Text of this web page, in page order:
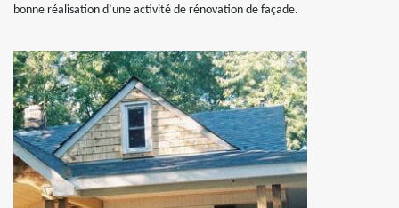
bonne réalisation d’une activité de rénovation de façade.